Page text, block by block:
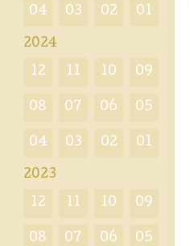
04 03 02 01
2024
12 11 10 09
08 07 06 05
04 03 02 01
2023
12 11 10 09
08 07 06 05